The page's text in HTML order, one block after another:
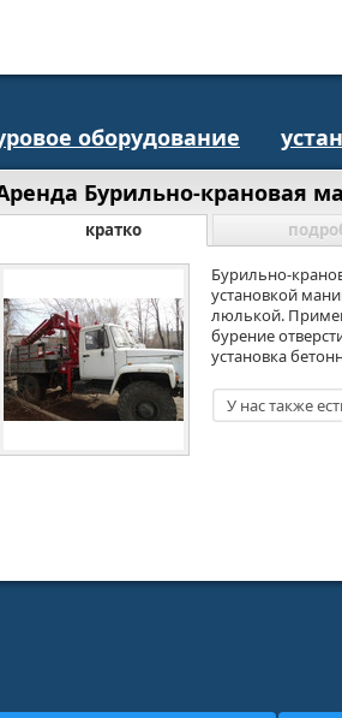
оборудование
Бурильно-крановая
кратко
Бурильно-
установкой
люлькой.
бурение
установка